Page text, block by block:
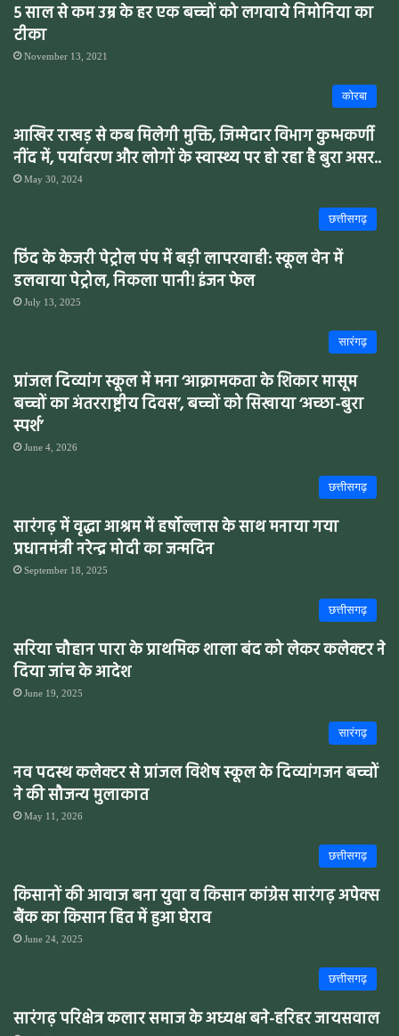
5 साल से कम उम्र के हर एक बच्चों को लगवाये निमोनिया का
टीका
November 13, 2021
कोरबा
आखिर राखड़ से कब मिलेगी मुक्ति, जिम्मेदार विभाग कुम्भकर्णी
नींद में, पर्यावरण और लोगों के स्वास्थ्य पर हो रहा है बुरा असर..
May 30, 2024
छत्तीसगढ़
छिंद के केजरी पेट्रोल पंप में बड़ी लापरवाही: स्कूल वेन में
डलवाया पेट्रोल, निकला पानी! इंजन फेल
July 13, 2025
सारंगढ़
प्रांजल दिव्यांग स्कूल में मना ‘आक्रामकता के शिकार मासूम
बच्चों का अंतरराष्ट्रीय दिवस’, बच्चों को सिखाया ‘अच्छा-बुरा
स्पर्श’
June 4, 2026
छत्तीसगढ़
सारंगढ़ में वृद्धा आश्रम में हर्षोल्लास के साथ मनाया गया
प्रधानमंत्री नरेन्द्र मोदी का जन्मदिन
September 18, 2025
छत्तीसगढ़
सरिया चौहान पारा के प्राथमिक शाला बंद को लेकर कलेक्टर ने
दिया जांच के आदेश
June 19, 2025
सारंगढ़
नव पदस्थ कलेक्टर से प्रांजल विशेष स्कूल के दिव्यांगजन बच्चों
ने की सौजन्य मुलाकात
May 11, 2026
छत्तीसगढ़
किसानों की आवाज बना युवा व किसान कांग्रेस सारंगढ़ अपेक्स
बैंक का किसान हित में हुआ घेराव
June 24, 2025
छत्तीसगढ़
सारंगढ़ परिक्षेत्र कलार समाज के अध्यक्ष बने-हरिहर जायसवाल